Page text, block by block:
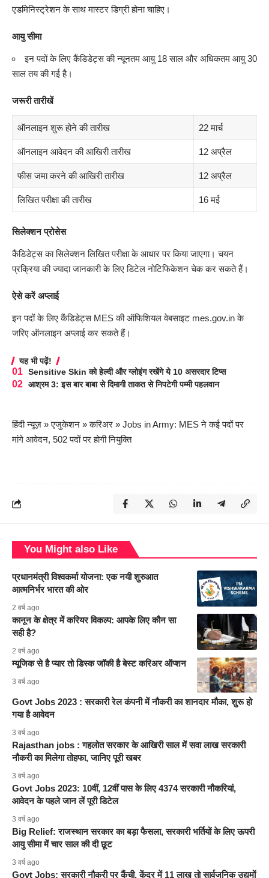
एडमिनिस्ट्रेशन के साथ मास्टर डिग्री होना चाहिए।
आयु सीमा
इन पदों के लिए कैंडिडेट्स की न्यूनतम आयु 18 साल और अधिकतम आयु 30
साल तय की गई है।
जरूरी तारीखें
ऑनलाइन शुरू होने की तारीख 22 मार्च
ऑनलाइन आवेदन की आखिरी तारीख 12 अप्रैल
फीस जमा करने की आखिरी तारीख 12 अप्रैल
लिखित परीक्षा की तारीख 16 मई
सिलेक्शन प्रोसेस
कैंडिडेट्स का सिलेक्शन लिखित परीक्षा के आधार पर किया जाएगा। चयन
प्रक्रिया की ज्यादा जानकारी के लिए डिटेल नोटिफिकेशन चेक कर सकते हैं।
ऐसे करें अप्लाई
इन पदों के लिए कैंडिडेट्स MES की ऑफिशियल वेबसाइट mes.gov.in के
जरिए ऑनलाइन अप्लाई कर सकते हैं।
यह भी पढ़ें!
Sensitive Skin को हेल्दी और ग्लोइंग रखेंगे ये 10 असरदार टिप्स
आश्रम 3: इस बार बाबा से दिमागी ताकत से निपटेगी पम्मी पहलवान
हिंदी न्यूज़ »एजुकेशन »करिअर » Jobs in Army: MES ने कई पदों पर
मांगे आवेदन, 502 पदों पर होगी नियुक्ति
You Might also Like
प्रधानमंत्री विश्वकर्मा योजना: एक नयी शुरुआत
आत्मनिर्भर भारत की ओर
2 वर्ष ago
कानून के क्षेत्र में करियर विकल्प: आपके लिए कौन सा
सही है?
2 वर्ष ago
म्यूजिक से है प्यार तो डिस्क जॉकी है बेस्ट करिअर ऑप्शन
3 वर्ष ago
Govt Jobs 2023 : सरकारी रेल कंपनी में नौकरी का शानदार मौका, शुरू हो
गया है आवेदन
3 वर्ष ago
Rajasthan jobs : गहलोत सरकार के आखिरी साल में सवा लाख सरकारी
नौकरी का मिलेगा तोहफा, जानिए पूरी खबर
3 वर्ष ago
Govt Jobs 2023: 10वीं, 12वीं पास के लिए 4374 सरकारी नौकरियां,
आवेदन के पहले जान लें पूरी डिटेल
3 वर्ष ago
Big Relief: राजस्थान सरकार का बड़ा फैसला, सरकारी भर्तियों के लिए ऊपरी
आयु सीमा में चार साल की दी छूट
3 वर्ष ago
Govt Jobs: सरकारी नौकरी पर कैंची, केंद्र में 11 लाख तो सार्वजनिक उद्यमों